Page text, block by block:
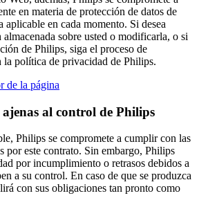
en materia de protección de datos de
aplicable en cada momento. Si desea
sobre usted o modificarla, o si
de Philips, siga el proceso de
la política de privacidad de Philips.
de la página
al control de Philips
Philips se compromete a cumplir con las
por este contrato. Sin embargo, Philips
por incumplimiento o retrasos debidos a
a su control. En caso de que se produzca
con sus obligaciones tan pronto como